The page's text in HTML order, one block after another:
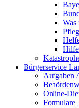
Was
Bürgerservice
Aufgaben
Online-
Formulare